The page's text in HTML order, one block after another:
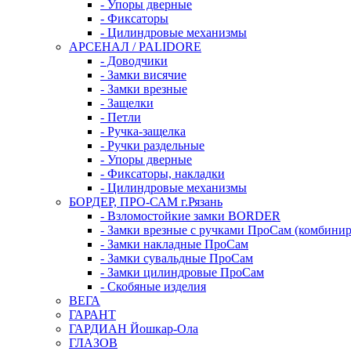
- Упоры дверные
- Фиксаторы
- Цилиндровые механизмы
АРСЕНАЛ / PALIDORE
- Доводчики
- Замки висячие
- Замки врезные
- Защелки
- Петли
- Ручка-защелка
- Ручки раздельные
- Упоры дверные
- Фиксаторы, накладки
- Цилиндровые механизмы
БОРДЕР, ПРО-САМ г.Рязань
- Взломостойкие замки BORDER
- Замки врезные с ручками ПроСам
- Замки накладные ПроСам
- Замки сувальдные ПроСам
- Замки цилиндровые ПроСам
- Скобяные изделия
ВЕГА
ГАРАНТ
ГАРДИАН Йошкар-Ола
ГЛАЗОВ